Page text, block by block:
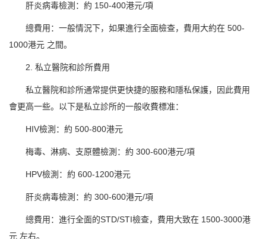
肝炎病毒檢測：約 150-400港元/項
總費用：一般情況下，如果進行全面檢查，費用大約在 500-
1000港元 之間。
2. 私立醫院和診所費用
私立醫院和診所通常提供更快捷的服務和隱私保護，因此費用
會更高一些。以下是私立診所的一般收費標准：
HIV檢測：約 500-800港元
梅毒、淋病、支原體檢測：約 300-600港元/項
HPV檢測：約 600-1200港元
肝炎病毒檢測：約 300-600港元/項
總費用：進行全面的STD/STI檢查，費用大致在 1500-3000港
元 左右。